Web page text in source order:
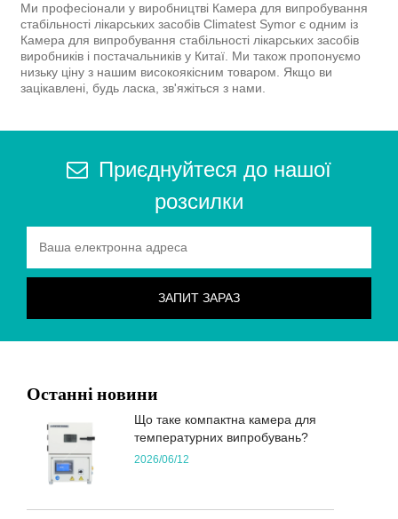
Ми професіонали у виробництві Камера для випробування
стабільності лікарських засобів Climatest Symor є одним із
Камера для випробування стабільності лікарських засобів
виробників і постачальників у Китаї. Ми також пропонуємо
низьку ціну з нашим високоякісним товаром. Якщо ви
зацікавлені, будь ласка, зв'яжіться з нами.
Приєднуйтеся до нашої
розсилки
Останні новини
Що таке компактна камера для
температурних випробувань?
2026/06/12